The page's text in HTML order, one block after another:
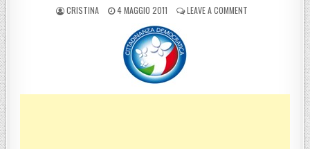
POSTED BY
CRISTINA POSTED ON
4 MAGGIO 2011 LEAVE A COMMENTON GIOIA TAURO